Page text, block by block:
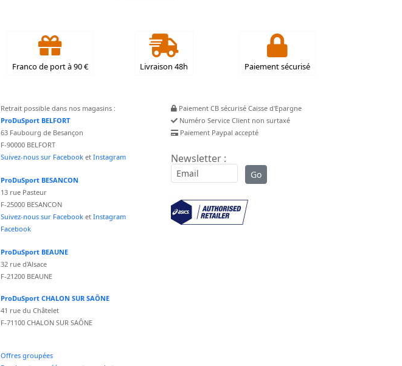
Franco de port à 90 € Livraison 48h Paiement sécurisé
Retrait possible dans nos magasins :
ProDuSport BELFORT
63 Faubourg de Besançon
F-90000 BELFORT
Suivez-nous sur Facebook et Instagram
ProDuSport BESANCON
13 rue Pasteur
F-25000 BESANCON
Suivez-nous sur Facebook et Instagram
Facebook
ProDuSport BEAUNE
32 rue d'Alsace
F-21200 BEAUNE
ProDuSport CHALON SUR SAÔNE
41 rue du Châtelet
F-71100 CHALON SUR SAÔNE
Offres groupées
Paiement CB sécurisé Caisse d'Epargne
Numéro Service Client non surtaxé
Paiement Paypal accepté
Newsletter :